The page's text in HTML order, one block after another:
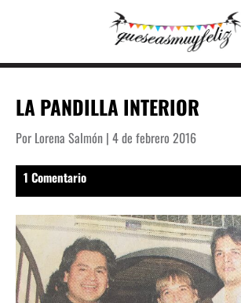
LA PANDILLA INTERIOR
Por Lorena Salmón | 4 de febrero 2016
1 Comentario